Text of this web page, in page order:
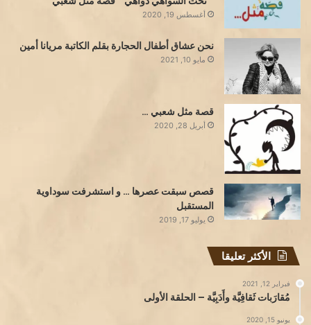
أغسطس 19, 2020
نحن عشاق أطفال الحجارة بقلم الكاتبة مريانا أمين
مايو 10, 2021
قصة مثل شعبي …
أبريل 28, 2020
قصص سبقت عصرها … و استشرفت سوداوية
المستقبل
يوليو 17, 2019
الأكثر تعليقا
فبراير 12, 2021
مُقارَبات ثَقافِيَّة وأَدَبِيَّة – الحلقة الأولى
يونيو 15, 2020